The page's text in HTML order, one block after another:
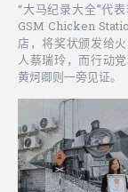
“大马纪录大全”代
GSM Chicken
店，将奖状颁发给
人蔡瑞玲，而行动
黄炣卿则一旁见证。